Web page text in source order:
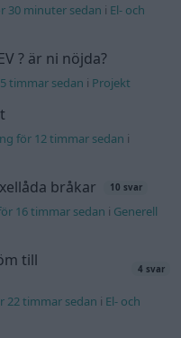
30 minuter sedan i El- och
? är ni nöjda?
timmar sedan i Projekt
för 12 timmar sedan i
bråkar 10 svar
16 timmar sedan i Generell
till
4 svar
22 timmar sedan i El- och